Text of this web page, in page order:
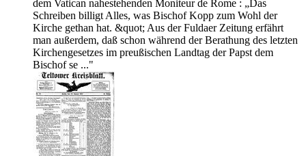
dem Vatican nahestehenden Moniteur de Rome : „Das
Schreiben billigt Alles, was Bischof Kopp zum Wohl der
Kirche gethan hat. &quot; Aus der Fuldaer Zeitung erfährt
man außerdem, daß schon während der Berathung des letzten
Kirchengesetzes im preußischen Landtag der Papst dem
Bischof se ..."